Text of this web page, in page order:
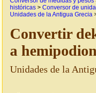
históricas > Conversor de
Unidades de la Antigua Grecia
Convertir
a
Unidades de la